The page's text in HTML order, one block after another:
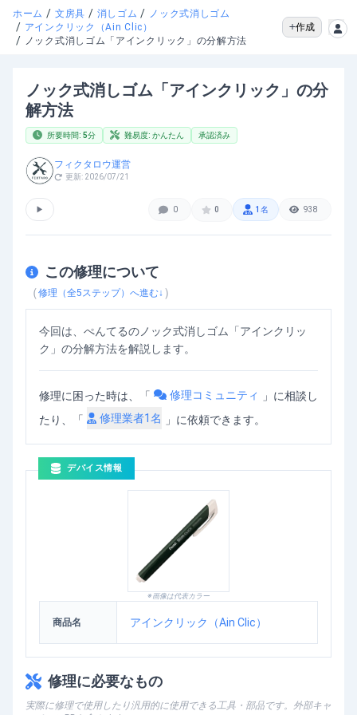
ホーム / 文房具 / 消しゴム / ノック式消しゴム
/ アインクリック（Ain Clic）
/ ノック式消しゴム「アインクリック」の分解方法
作成
ノック式消しゴム「アインクリック」の分
解方法
所要時間: 5分 難易度: かんたん 承認済み
フィクタロウ運営
更新: 2026/07/21
▶ 0 0 1 名 938
この修理について
（修理（全5 ステップ）へ進む↓ ）
今回は、ぺんてるのノック式消しゴム「アインクリッ
ク」の分解方法を解説します。
修理に困った時は、「 修理コミュニティ 」 に相談し
たり、「
修理業者1名 」に依頼できます。
デバイス情報
※画像は代表カラー
商品名 アインクリック（Ain Clic）
修理に必要なもの
実際に修理で使用したり汎用的に使用できる工具・部品です。外部キャ